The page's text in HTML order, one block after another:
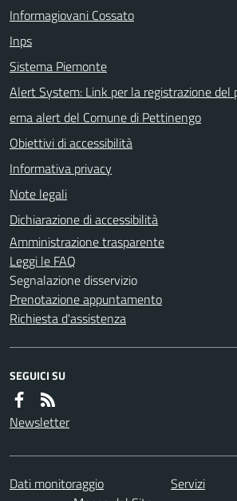
Informagiovani Cossato
Inps
Sistema Piemonte
Alert System: Link per la registrazione del
ema alert del Comune di Pettinengo
Obiettivi di accessibilità
Informativa privacy
Note legali
Dichiarazione di accessibilità
Amministrazione trasparente
Leggi le FAQ
Segnalazione disservizio
Prenotazione appuntamento
Richiesta d'assistenza
SEGUICI SU
Newsletter
Dati monitoraggio Servizi